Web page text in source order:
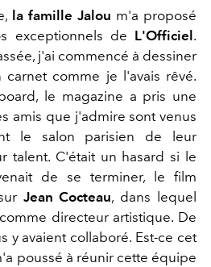
la famille Jalou m'a proposé
exceptionnels de L'Officiel .
j'ai commencé à dessiner
carnet comme je l'avais rêvé.
le magazine a pris une
amis que j'admire sont venus
le salon parisien de leur
talent. C'était un hasard si le
de se terminer, le film
Jean Cocteau, dans lequel
directeur artistique. De
y avaient collaboré. Est-ce cet
poussé à réunir cette équipe